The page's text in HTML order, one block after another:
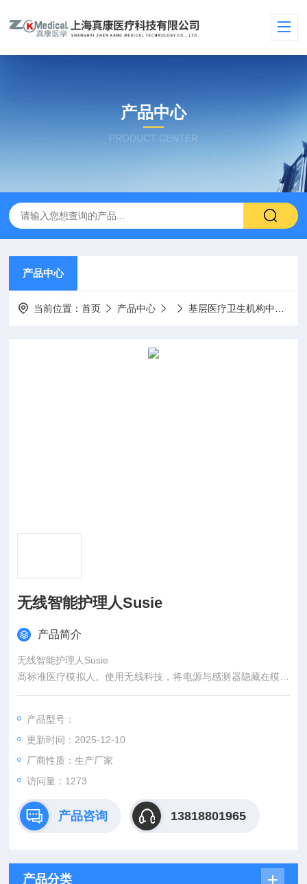
产品中心
PRODUCT CENTER
产品中心
当前位置：首页 产品中心 基层医疗卫生机构中医诊疗区（中医馆）服务能力建设项目
无线智能护理人Susie
产品简介
无线智能护理人Susie
高标准医疗模拟人。使用无线科技，将电源与感测器隐藏在模拟
人体内，不但省略多馀电线或管线，在病患搬运过程中也可以进
室、加护病房一路上持续给予急救与诊断，可使用真正的医疗器
材。在300公尺外、不同楼层间，可用无线电脑遥控HAL模拟
人，变换模拟人的生理状况。满足急救医护训练需求的高标准
产品型号：
更新时间：2025-12-10
厂商性质：生产厂家
访问量：1273
产品咨询 13818801965
产品分类